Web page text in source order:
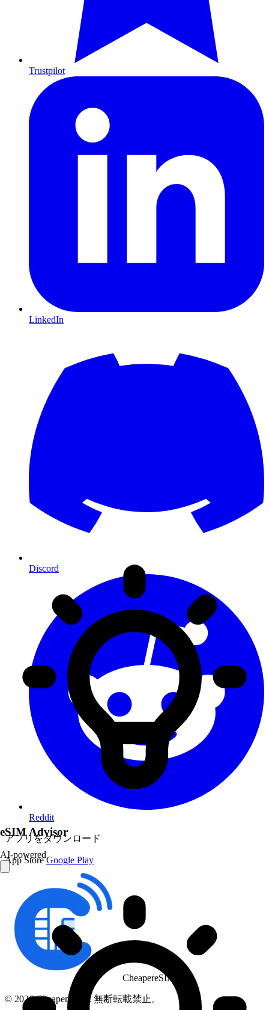
Trustpilot
LinkedIn
Discord
Reddit
アプリをダウンロード
App Store Google Play
CheapereSIM
© 2026 CheapereSIM. 無断転載禁止。
eSIM Advisor
AI-powered